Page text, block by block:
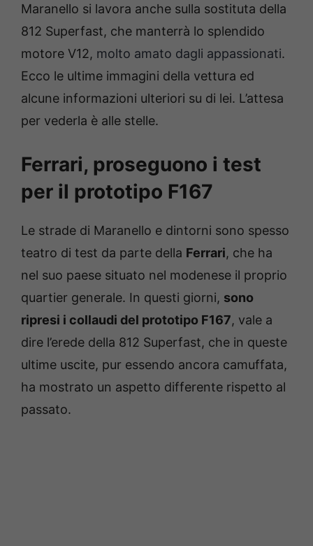
Maranello si lavora anche sulla sostituta della
812 Superfast, che manterrà lo splendido
motore V12, molto amato dagli appassionati.
Ecco le ultime immagini della vettura ed
alcune informazioni ulteriori su di lei. L’attesa
per vederla è alle stelle.
Ferrari, proseguono i test
per il prototipo F167
Le strade di Maranello e dintorni sono spesso
teatro di test da parte della Ferrari, che ha
nel suo paese situato nel modenese il proprio
quartier generale. In questi giorni, sono
ripresi i collaudi del prototipo F167, vale a
dire l’erede della 812 Superfast, che in queste
ultime uscite, pur essendo ancora camuffata,
ha mostrato un aspetto differente rispetto al
passato.